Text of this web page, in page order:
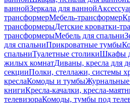
ваннойЗеркала для ванной
трансформерМебель-трансформер
трансформерыДетские кроватки-
трансформерыМебель для спальни
для спальниПрикроватные тумбы
спальниТуалетные столикиШкафы
жилых комнатДиваны, кресла для
секцииПолки, стеллажи, системы
креслаКомоды и тумбы
книгиКресла-качалки, кресла-
телевизораКомоды, тумбы под